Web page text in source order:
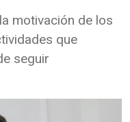
motivación de los
que
seguir